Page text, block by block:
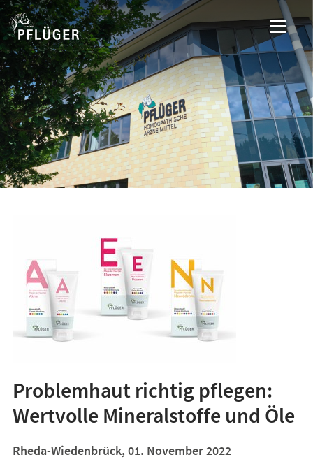
Problemhaut richtig pflegen:
Wertvolle Mineralstoffe und Öle
Rheda-Wiedenbrück, 01. November 2022